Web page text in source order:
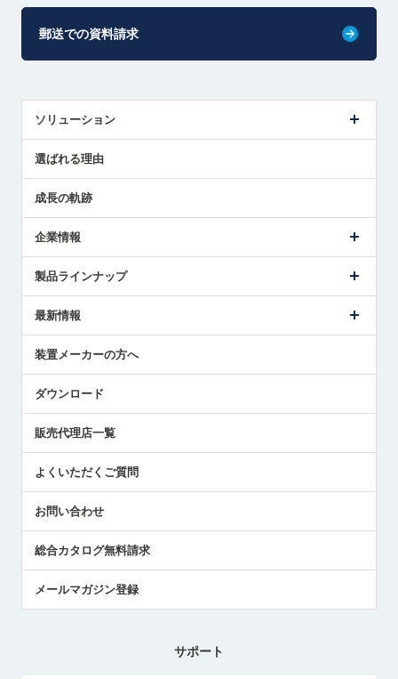
郵送での資料請求
ソリューション
解決策提案
選ばれる理由
成長の軌跡
企業情報
ごあいさつ
受賞履歴
採用情報
国/地域/言語
製品ラインナップ
ツールセッタ製品
エアマイクロセンサ製品
最新情報
メトロールの技術
社員ブログ
中小企業のBCP地震対策
センサのテクニカルガイド
社長ブログ
装置メーカーの方へ
ダウンロード
販売代理店一覧
よくいただくご質問
お問い合わせ
総合カタログ無料請求
メールマガジン登録
サポート